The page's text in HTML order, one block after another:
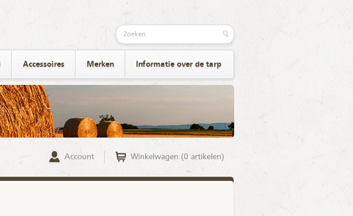
Accessoires Merken Informatie over de tarp
Account Winkelwagen (0 artikelen)